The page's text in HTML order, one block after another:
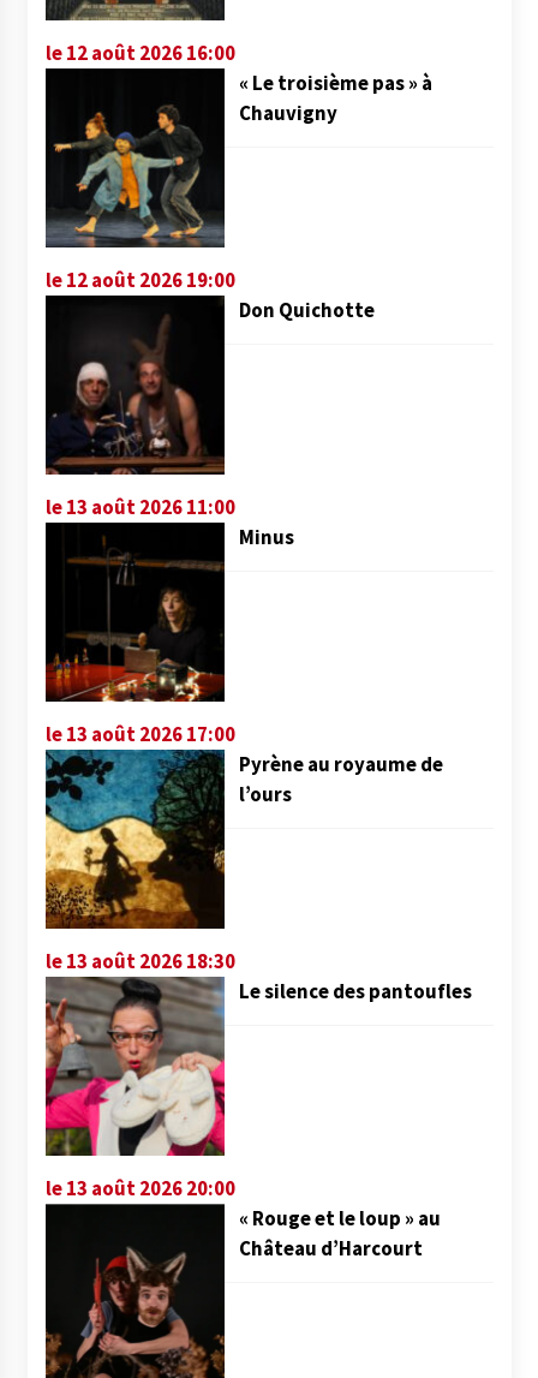
le 12 août 2026 16:00
« Le troisième pas » à
Chauvigny
le 12 août 2026 19:00
Don Quichotte
le 13 août 2026 11:00
Minus
le 13 août 2026 17:00
Pyrène au royaume de
l’ours
le 13 août 2026 18:30
Le silence des pantoufles
le 13 août 2026 20:00
« Rouge et le loup » au
Château d’Harcourt